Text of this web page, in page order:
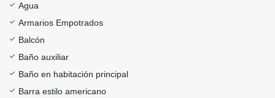
Agua
Armarios Empotrados
Balcón
Baño auxiliar
Baño en habitación principal
Barra estilo americano